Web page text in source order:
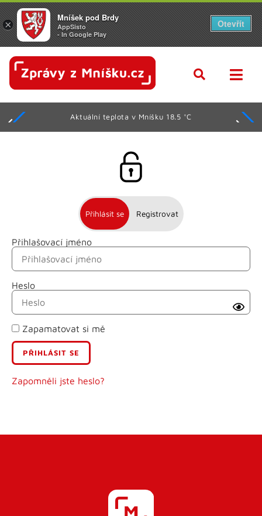
Aktuální teplota v Mníšku 18.5 °C
Přihlásit se Registrovat
Přihlašovací jméno
Heslo
Zapamatovat si mě
Zapomněli jste heslo?
Jméno
Příjmení
E-mail
Uživatelské jméno
×
Mníšek pod Brdy
AppSisto
- In Google Play
Otevřít